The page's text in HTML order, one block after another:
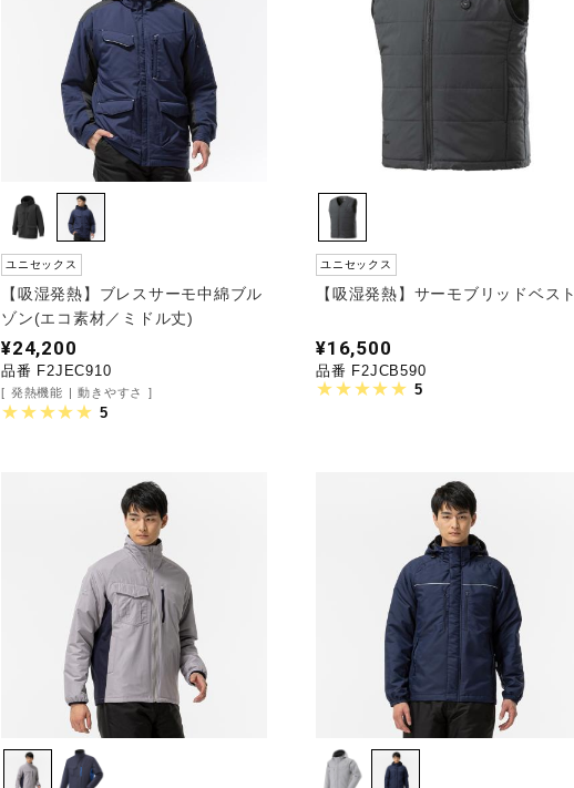
ユニセックス
【吸湿発熱】ブレスサーモ中綿ブル
ゾン(エコ素材／ミドル丈)
¥24,200
品番 F2JEC910
発熱機能 動きやすさ
5
ユニセックス
【吸湿発熱】サーモブリッドベスト
¥16,500
品番 F2JCB590
5